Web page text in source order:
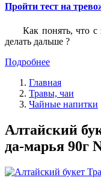
Пройти тест на
Как понять, что
делать дальше ?
Подробнее
Главная
Травы, чаи
Чайные напитки
Алтайский
да-марья 90г